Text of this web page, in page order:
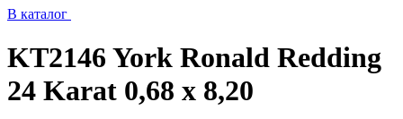
В каталог
KT2146 York Ronald Redding
24 Karat 0,68 х 8,20